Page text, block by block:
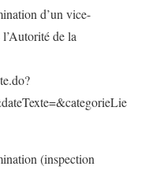
d’un vice-
de la
(inspection